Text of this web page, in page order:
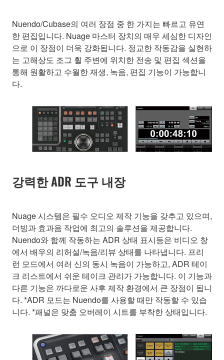
Nuendo/Cubase의 여러 장점 중 한 가지는 빠르고 유연
한 편집입니다. Nuage 마스터 장치의 매우 세심한 디자인
으로 이 장점이 더욱 강화됩니다. 정교한 작동감을 실현하
는 고해상도 조그 휠 주변에 위치한 전송 및 편집 섹션을
통해 원활하고 수월한 재생, 녹음, 편집 기능이 가능합니
다.
강력한 ADR 도구 내장
Nuage 시스템은 필수 오디오 제작 기능을 갖추고 있으며,
더빙과 효과음 작업에 최고의 솔루션을 제공합니다.
Nuendo와 함께 작동하는 ADR 상태 표시등은 비디오 창
에서 배우의 리허설/녹음/리뷰 상태를 나타냅니다. 프리
런 모드에서 여러 신의 동시 녹음이 가능하고, ADR 테이
크 리스트에서 쉬운 테이크 관리가 가능합니다. 이 기능과
다른 기능은 까다로운 사후 제작 환경에서 큰 장점이 됩니
다. *ADR 모드는 Nuendo를 사용할 때만 작동할 수 있습
니다. *패널은 맞춤 오버레이 시트를 부착한 상태입니다.